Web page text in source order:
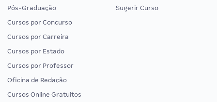
Pós-Graduação
Cursos por Concurso
Cursos por Carreira
Cursos por Estado
Cursos por Professor
Oficina de Redação
Cursos Online Gratuitos
Sugerir Curso